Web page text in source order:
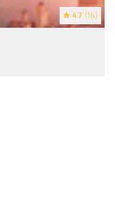
4.7 (16)